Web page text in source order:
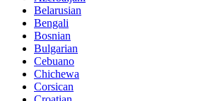
Belarusian
Bengali
Bosnian
Bulgarian
Cebuano
Chichewa
Corsican